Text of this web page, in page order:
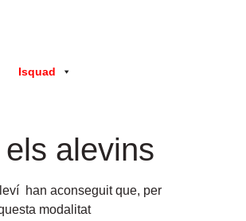
Isquad
alevins
han aconseguit que, per
modalitat